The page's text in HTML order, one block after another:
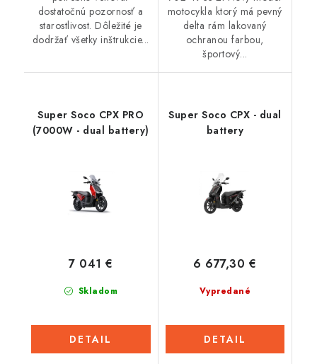
dostatočnú pozornosť a
starostlivost. Dôležité je
dodržať všetky inštrukcie...
motocykla ktorý má pevný
delta rám lakovaný
ochranou farbou,
športový...
Super Soco CPX PRO
(7000W - dual battery)
Skladom
7 041 €
DETAIL
Super Soco CPX - dual
battery
Vypredané
6 677,30 €
DETAIL